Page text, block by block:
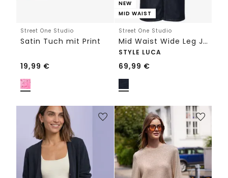
Street One Studio
Satin Tuch mit Print
19,99 €
NEW
MID WAIST
Street One Studio
Mid Waist Wide Leg Jeans im Loose Fit
STYLE LUCA
69,99 €